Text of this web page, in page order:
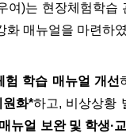
여)는 현장체험학습
화 매뉴얼을 마련하
험 학습 매뉴얼 개선
원화*하고, 비상상황
매뉴얼 보완 및 학생·